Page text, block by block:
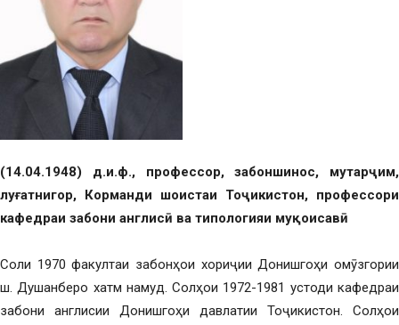
(14.04.1948) д.и.ф., профессор,забоншинос, мутарҷим,
луғатнигор, Корманди шоистаи Тоҷикистон, профессори
кафедраи забони англисӣ ва типологияи муқоисавӣ
Соли 1970 факултаи забонҳои хориҷии Донишгоҳи омӯзгории
ш. Душанберо хатм намуд. Солҳои 1972-1981 устоди кафедраи
забони англисии Донишгоҳи давлатии Тоҷикистон. Солҳои